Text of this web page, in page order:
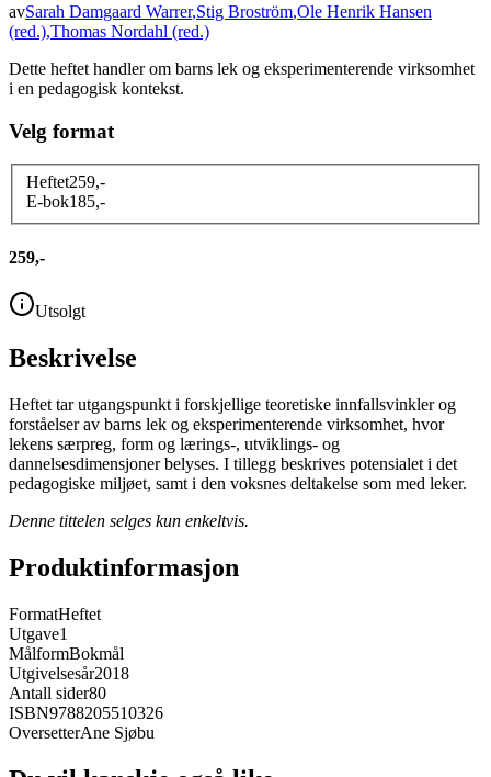
avSarah Damgaard Warrer,Stig Broström,Ole Henrik Hansen
(red.),Thomas Nordahl (red.)
Dette heftet handler om barns lek og eksperimenterende virksomhet
i en pedagogisk kontekst.
Velg format
Heftet259,-
E-bok185,-
259,-
Utsolgt
Beskrivelse
Heftet tar utgangspunkt i forskjellige teoretiske innfallsvinkler og
forståelser av barns lek og eksperimenterende virksomhet, hvor
lekens særpreg, form og lærings-, utviklings- og
dannelsesdimensjoner belyses. I tillegg beskrives potensialet i det
pedagogiske miljøet, samt i den voksnes deltakelse som med leker.
Denne tittelen selges kun enkeltvis.
Produktinformasjon
FormatHeftet
Utgave1
MålformBokmål
Utgivelsesår2018
Antall sider80
ISBN9788205510326
OversetterAne Sjøbu